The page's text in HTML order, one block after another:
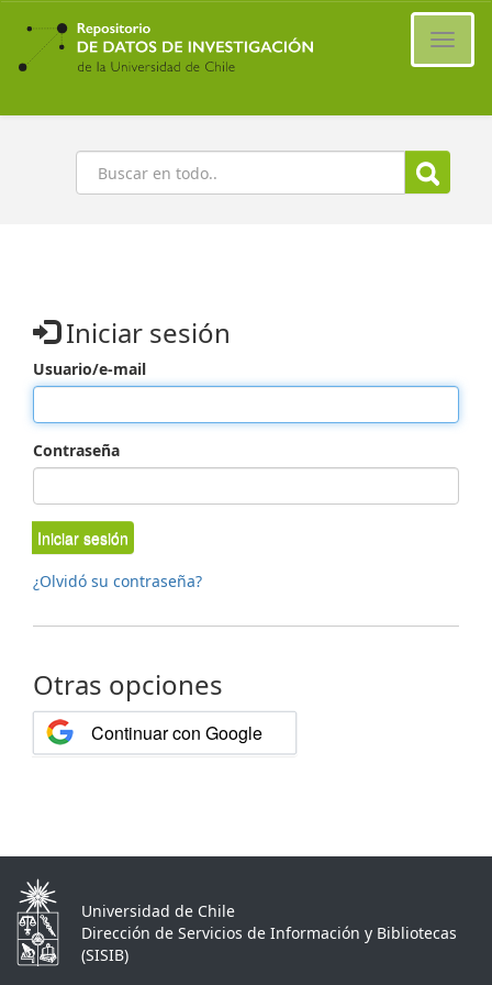
Ir
contenido
principal
Buscar
Iniciar sesión
Usuario/e-mail
Contraseña
Iniciar sesión
¿Olvidó su contraseña?
Otras opciones
Continuar con Google
Universidad de Chile
Dirección de Servicios de Información y Bibliotecas
(SISIB)